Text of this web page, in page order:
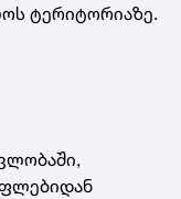
ტერიტორიაზე.